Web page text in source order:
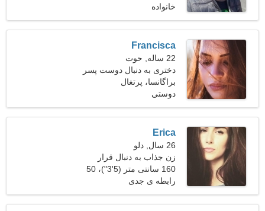
خانواده
Francisca
22 ساله, حوت
دختری به دنبال دوست پسر
26-29
براگانسا، پرتغال
دوستی
Erica
26 سال, دلو
زن جذاب به دنبال قرار
160 سانتی متر (5'3")، 50
کیلوگرم (110 پوند)
رابطه ی جدی